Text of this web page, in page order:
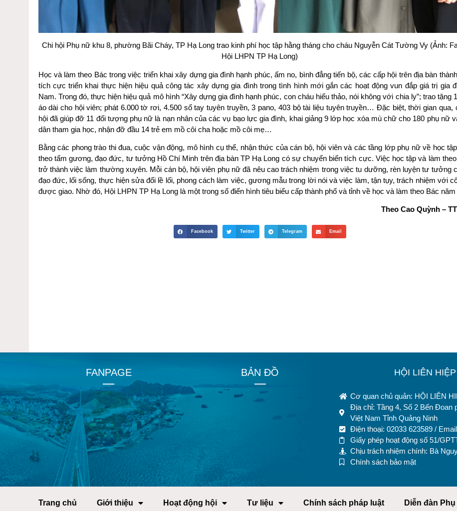
Chi hội Phụ nữ khu 8, phường Bãi Cháy, TP Hạ Long trao kinh phí học tập hằng tháng cho cháu Nguyễn Cát Tường Vy (Ảnh:
Hội LHPN TP Hạ Long)
Học và làm theo Bác trong việc triển khai xây dựng gia đình hạnh phúc, ấm no, bình đẳng tiến bộ, các cấp hội trên địa bàn
tích cực triển khai thực hiện hiệu quả công tác xây dựng gia đình trong tình hình mới gắn các hoạt động vun đắp giá trị gia
Nam. Trong đó, thực hiện hiệu quả mô hình “Xây dựng gia đình hạnh phúc, con cháu hiếu thảo, nói không với chia ly”; trao tặng
áo dài cho hội viên; phát 6.000 tờ rơi, 4.500 sổ tay tuyên truyền, 3 pano, 403 bộ tài liệu tuyên truyền… Đặc biệt, thời gian qua,
hội đã giúp đỡ 11 đối tượng phụ nữ là nạn nhân của các vụ bạo lực gia đình, khai giảng 9 lớp học xóa mù chữ cho 180 phụ nữ
dân tham gia học, nhận đỡ đầu 14 trẻ em mồ côi cha hoặc mồ côi mẹ…
Bằng các phong trào thi đua, cuộc vận động, mô hình cụ thể, nhận thức của cán bộ, hội viên và các tầng lớp phụ nữ về học
theo tấm gương, đạo đức, tư tưởng Hồ Chí Minh trên địa bàn TP Hạ Long có sự chuyển biến tích cực. Việc học tập và làm
trở thành việc làm thường xuyên. Mỗi cán bộ, hội viên phụ nữ đã nêu cao trách nhiệm trong việc tu dưỡng, rèn luyện tư tưởng
đạo đức, lối sống, thực hiện sửa đổi lề lối, phong cách làm việc, gương mẫu trong lời nói và việc làm, tận tụy, trách nhiệm với
được giao. Nhờ đó, Hội LHPN TP Hạ Long là một trong số điển hình tiêu biểu cấp thành phố và tỉnh về học và làm theo Bác năm
Theo Cao Quỳnh –
Facebook Twitter Telegram Email
FANPAGE BẢN ĐỒ HỘI LIÊN
Cơ quan chủ quản: HỘI LIÊN
Địa chỉ: Tầng 4, Số 2 Bến Đoan
Việt Nam Tỉnh Quảng Ninh
Điện thoại: 02033 623589 /
Giấy phép hoạt động số 51/
Chịu trách nhiệm chính: Bà
Chính sách bảo mật
Trang chủ Giới thiệu Hoạt động hội Tư liệu Chính sách pháp luật Diễn đàn